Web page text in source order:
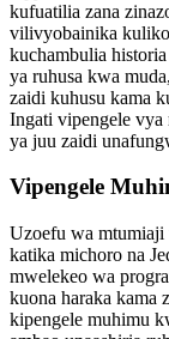
kufuatilia zana
vilivyobainika
kuchambulia
ya ruhusa kwa
zaidi kuhusu kama
Ingati vipengele vya
ya juu zaidi
Vipengele
Uzoefu wa mtumiaji
katika michoro na
mwelekeo wa
kuona haraka kama
kipengele muhimu